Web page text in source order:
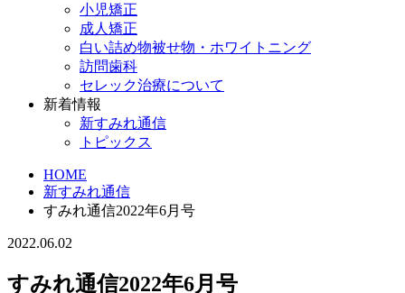
小児矯正
成人矯正
白い詰め物被せ物・ホワイトニング
訪問歯科
セレック治療について
新着情報
新すみれ通信
トピックス
HOME
新すみれ通信
すみれ通信2022年6月号
2022.06.02
すみれ通信2022年6月号